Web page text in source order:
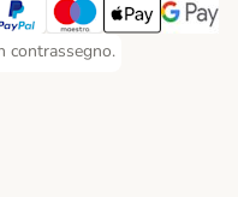
Payment Method
Payment Method
Payment Method
con PayPal. Payment
Paga con Maestro.
Apple PayGoogle
contrassegno.
contrassegno. Payment